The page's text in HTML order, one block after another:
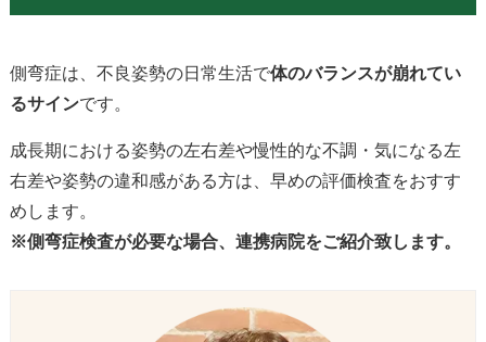
側弯症は、不良姿勢の日常生活で体のバランスが崩れてい
るサインです。
成長期における姿勢の左右差や慢性的な不調・気になる左
右差や姿勢の違和感がある方は、早めの評価検査をおすす
めします。
※側弯症検査が必要な場合、連携病院をご紹介致します。